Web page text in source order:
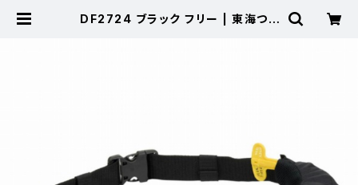
DF2724 ブラック フリー | 東海つり